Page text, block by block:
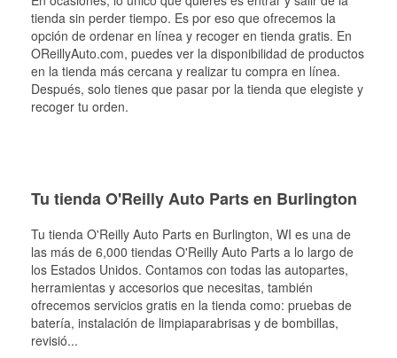
tienda sin perder tiempo. Es por eso que ofrecemos la
opción de ordenar en línea y recoger en tienda gratis. En
OReillyAuto.com, puedes ver la disponibilidad de productos
en la tienda más cercana y realizar tu compra en línea.
Después, solo tienes que pasar por la tienda que elegiste y
recoger tu orden.
Tu tienda O'Reilly Auto Parts en Burlington
Tu tienda O'Reilly Auto Parts en Burlington, WI es una de
las más de 6,000 tiendas O'Reilly Auto Parts a lo largo de
los Estados Unidos. Contamos con todas las autopartes,
herramientas y accesorios que necesitas, también
ofrecemos servicios gratis en la tienda como: pruebas de
batería, instalación de limpiaparabrisas y de bombillas,
revisió...